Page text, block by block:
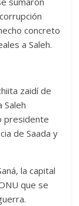
concreto
a Saleh.
zaidí de
Saleh
presidente
de Saada y
la capital
que se